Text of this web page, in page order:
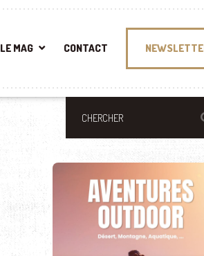
LE MAG CONTACT